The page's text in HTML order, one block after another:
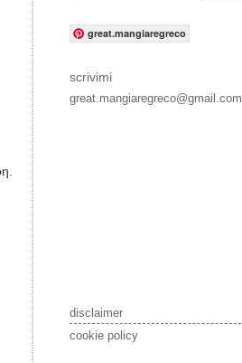
great.mangiaregreco
scrivimi
great.mangiaregreco@gmail.com
disclaimer
cookie policy